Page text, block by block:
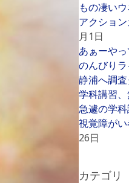
もの凄いウ
アクショ
月1日
あぁーやっ
のんびり
静浦へ調
学科講習
急遽の学
視覚障が
26日
カテゴリ